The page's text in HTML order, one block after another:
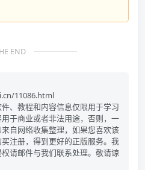
END
11086.html
、教程和内容信息仅限用于学习
于商业或者非法用途，否则，一
自网络收集整理，如果您喜欢该
注册，得到更好的正版服务。我
请邮件与我们联系处理。敬请谅